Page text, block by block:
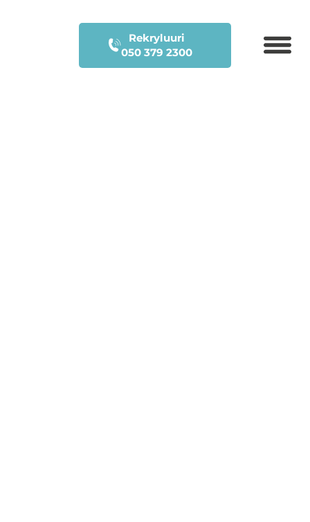
Rekryluuri
050 379 2300